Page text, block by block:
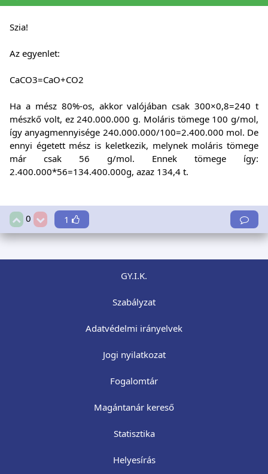
Szia!
Az egyenlet:
CaCO3=CaO+CO2
Ha a mész 80%-os, akkor valójában csak 300×0,8=240 t
mészkő volt, ez 240.000.000 g. Moláris tömege 100 g/mol,
így anyagmennyisége 240.000.000/100=2.400.000 mol. De
ennyi égetett mész is keletkezik, melynek moláris tömege
már csak 56 g/mol. Ennek tömege így:
2.400.000*56=134.400.000g, azaz 134,4 t.
0 1
GY.I.K.
Szabályzat
Adatvédelmi irányelvek
Jogi nyilatkozat
Fogalomtár
Magántanár kereső
Statisztika
Helyesírás